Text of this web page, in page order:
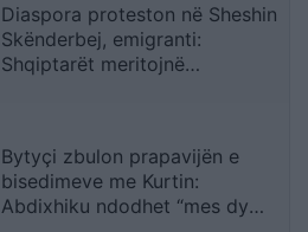
Diaspora proteston në Sheshin
Skënderbej, emigranti:
Shqiptarët meritojnë
Bytyçi zbulon prapavijën e
bisedimeve me Kurtin:
Abdixhiku ndodhet “mes dy